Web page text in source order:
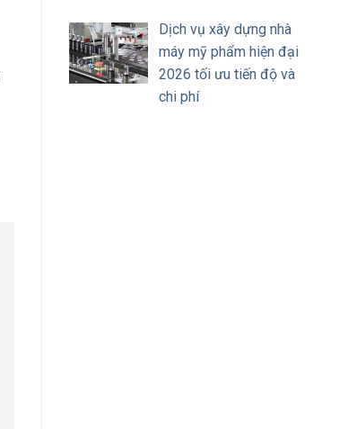
Dịch vụ xây dựng nhà
máy mỹ phẩm hiện đại
2026 tối ưu tiến độ và
chi phí